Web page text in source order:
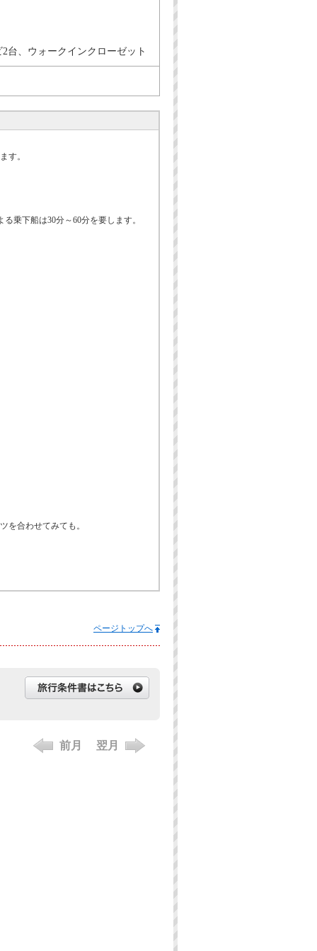
台、ウォークインクローゼット
す。
乗下船は30分～60分を要します。
を合わせてみても。
ページトップへ
前月 翌月